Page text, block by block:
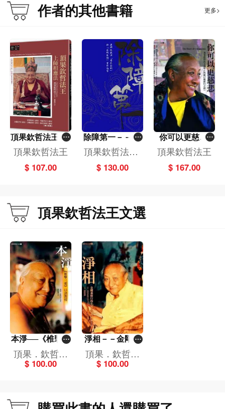
作者的其他書籍 更多>
頂果欽哲法王 上
師相應法
頂果欽哲法王
$ 107.00
除障第一－－蓮
師伏藏法「普巴
金剛」暨「金剛
薩埵」實修引導
頂果欽哲法王,
蓮師,秋吉林巴
$ 130.00
你可以更慈悲
《頂果欽哲法王
說明（菩薩37種
修行之道）》二
頂果欽哲法王
$ 167.00
頂果欽哲法王文選
本淨──《椎擊三
要》口訣教授
頂果．欽哲法
王
$ 100.00
淨相－－金剛乘
修行的生起次第
與圓滿次第
頂果．欽哲法
王
$ 100.00